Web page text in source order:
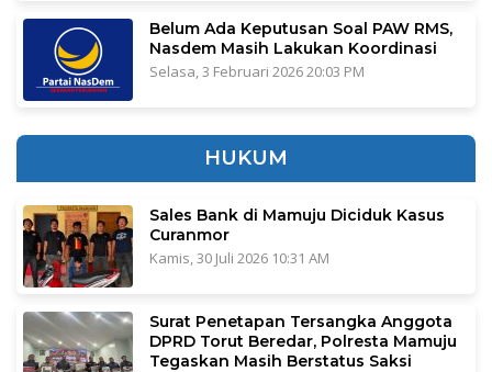
Belum Ada Keputusan Soal PAW RMS,
Nasdem Masih Lakukan Koordinasi
Selasa, 3 Februari 2026 20:03 PM
HUKUM
Sales Bank di Mamuju Diciduk Kasus
Curanmor
Kamis, 30 Juli 2026 10:31 AM
Surat Penetapan Tersangka Anggota
DPRD Torut Beredar, Polresta Mamuju
Tegaskan Masih Berstatus Saksi